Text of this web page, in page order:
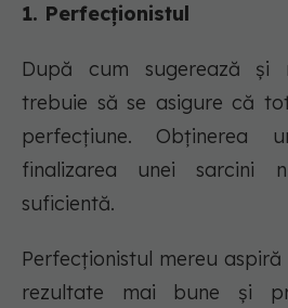
1. Perfecționistul
După cum sugerează și
trebuie să se asigure că
perfecțiune. Obținerea
finalizarea unei sarcini
suficientă.
Perfecționistul mereu
rezultate mai bune și